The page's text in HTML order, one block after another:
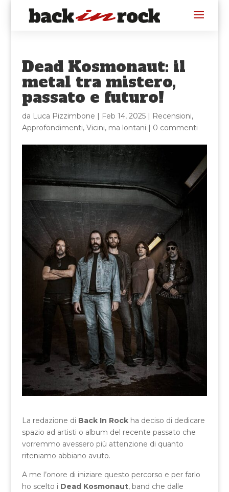
Dead Kosmonaut: il
metal tra mistero,
passato e futuro!
da Luca Pizzimbone | Feb 14, 2025| Recensioni,
Approfondimenti, Vicini, ma lontani | 0 commenti
La redazione di Back In Rockha deciso di dedicare
spazio ad artisti o album del recente passato che
vorremmo avessero più attenzione di quanto
riteniamo abbiano avuto.
A me l’onore di iniziare questo percorso e per farlo
ho scelto i Dead Kosmonaut, band che dalle